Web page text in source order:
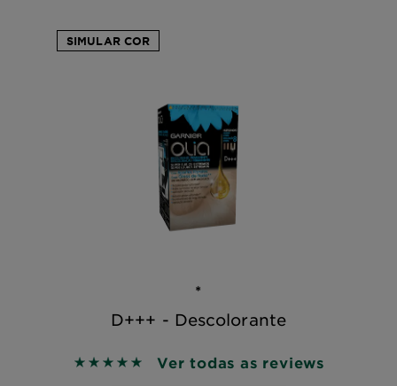
SIMULAR COR
*
D+++ - Descolorante
5 out of 5 stars based on reviews
Ver todas as reviews